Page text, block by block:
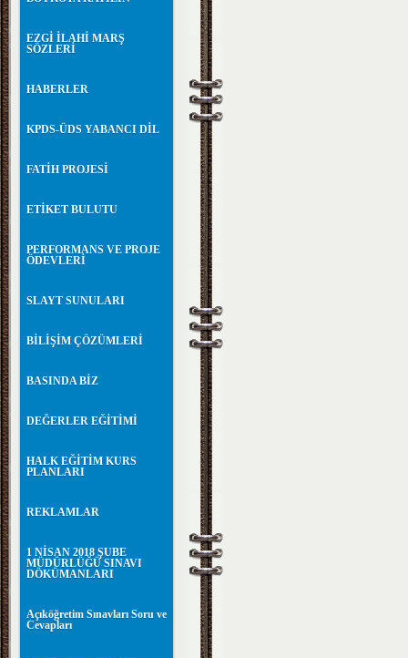
EZGİ İLAHİ MARŞ
SÖZLERİ
HABERLER
KPDS-ÜDS YABANCI DİL
FATİH PROJESİ
ETİKET BULUTU
PERFORMANS VE PROJE
ÖDEVLERİ
SLAYT SUNULARI
BİLİŞİM ÇÖZÜMLERİ
BASINDA BİZ
DEĞERLER EĞİTİMİ
HALK EĞİTİM KURS
PLANLARI
REKLAMLAR
1 NİSAN 2018 ŞUBE
MÜDÜRLÜĞÜ SINAVI
DÖKÜMANLARI
Açıköğretim Sınavları Soru ve
Cevapları